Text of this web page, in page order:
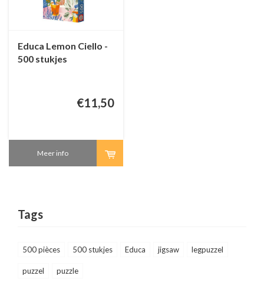
Educa Lemon Ciello -
500 stukjes
€11,50
Meer info
Tags
500 pièces 500 stukjes Educa jigsaw legpuzzel
puzzel puzzle